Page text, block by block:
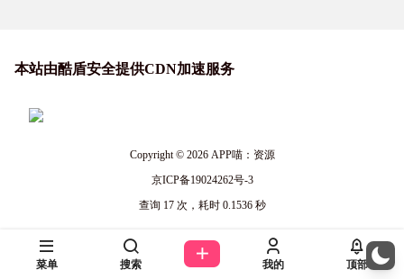
本站由酷盾安全提供CDN加速服务
Copyright © 2026APP喵：资源
京ICP备19024262号-3
查询 17 次，耗时 0.1536 秒
菜单 搜索 我的 顶部